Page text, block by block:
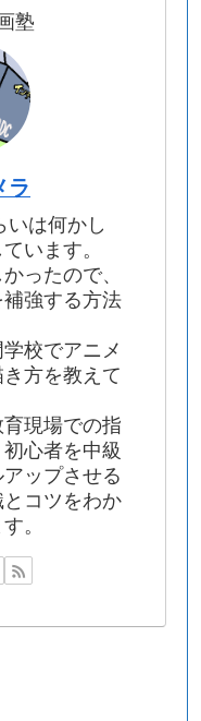
塾
ラ
いは何かし
います。
ったので、
強する方法
校でアニメ
方を教えて
現場での指
心者を中級
ップさせる
コツをわか
。